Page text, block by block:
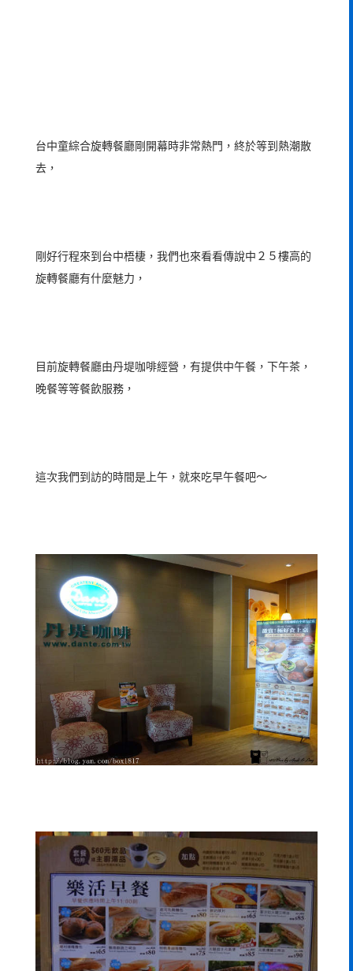
台中童綜合旋轉餐廳剛開幕時非常熱門，終於等到熱潮散
去，
剛好行程來到台中梧棲，我們也來看看傳說中２５樓高的
旋轉餐廳有什麼魅力，
目前旋轉餐廳由丹堤咖啡經營，有提供中午餐，下午茶，
晚餐等等餐飲服務，
這次我們到訪的時間是上午，就來吃早午餐吧～